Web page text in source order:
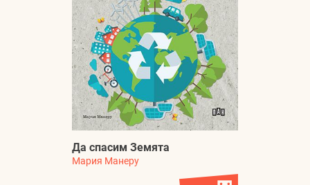
Да спасим Земята
Мария Манеру